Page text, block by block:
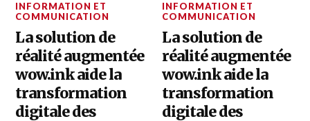
INFORMATION ET
COMMUNICATION
La solution de
réalité augmentée
wow.ink aide la
transformation
digitale des
INFORMATION ET
COMMUNICATION
La solution de
réalité augmentée
wow.ink aide la
transformation
digitale des